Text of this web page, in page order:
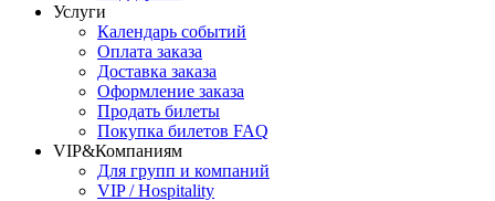
Услуги
Календарь событий
Оплата заказа
Доставка заказа
Оформление заказа
Продать билеты
Покупка билетов FAQ
VIP&Компаниям
Для групп и компаний
VIP / Hospitality